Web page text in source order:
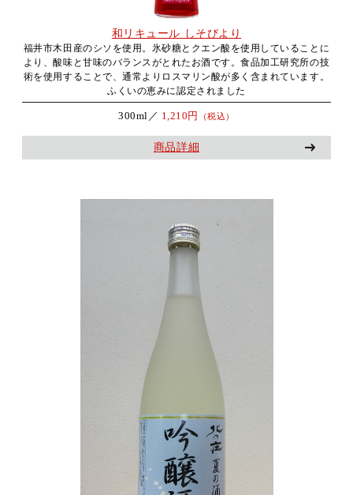
和リキュール しそびより
福井市木田産のシソを使用。氷砂糖とクエン酸を使用していることに
より、酸味と甘味のバランスがとれたお酒です。食品加工研究所の技
術を使用することで、通常よりロスマリン酸が多く含まれています。
ふくいの恵みに認定されました
300ml／ 1,210円 （税込）
商品詳細